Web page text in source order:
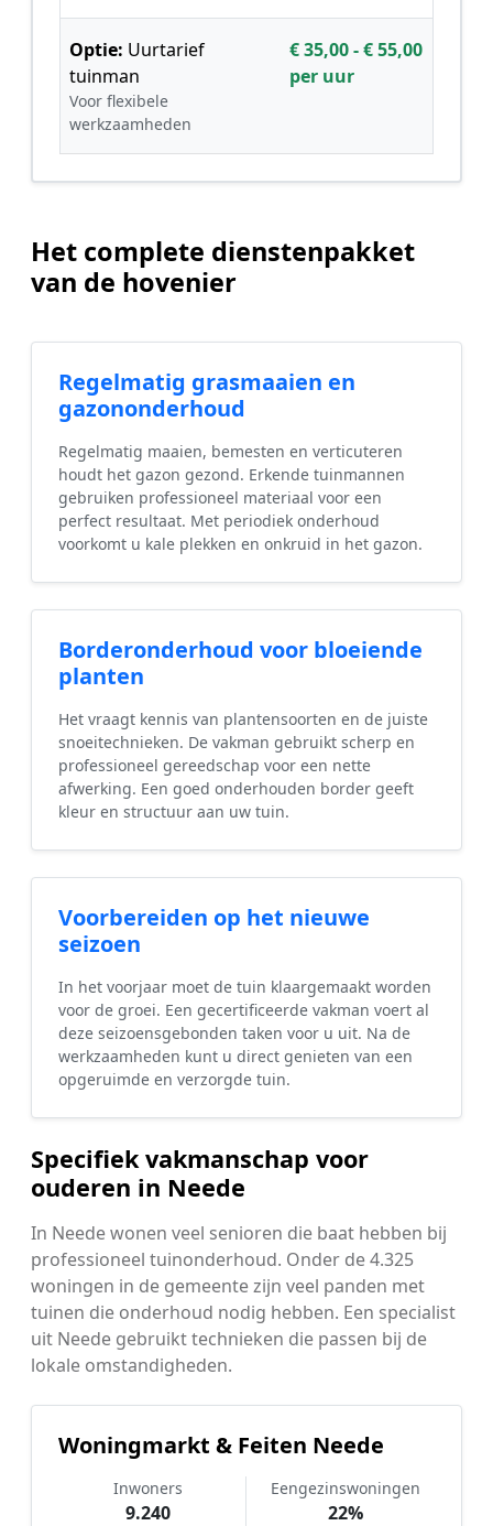
Optie: Uurtarief
tuinman
Voor flexibele
werkzaamheden
€ 35,00 - € 55,00
per uur
Het complete dienstenpakket
van de hovenier
Regelmatig grasmaaien en
gazononderhoud
Regelmatig maaien, bemesten en verticuteren
houdt het gazon gezond. Erkende tuinmannen
gebruiken professioneel materiaal voor een
perfect resultaat. Met periodiek onderhoud
voorkomt u kale plekken en onkruid in het gazon.
Borderonderhoud voor bloeiende
planten
Het vraagt kennis van plantensoorten en de juiste
snoeitechnieken. De vakman gebruikt scherp en
professioneel gereedschap voor een nette
afwerking. Een goed onderhouden border geeft
kleur en structuur aan uw tuin.
Voorbereiden op het nieuwe
seizoen
In het voorjaar moet de tuin klaargemaakt worden
voor de groei. Een gecertificeerde vakman voert al
deze seizoensgebonden taken voor u uit. Na de
werkzaamheden kunt u direct genieten van een
opgeruimde en verzorgde tuin.
Specifiek vakmanschap voor
ouderen in Neede
In Neede wonen veel senioren die baat hebben bij
professioneel tuinonderhoud. Onder de 4.325
woningen in de gemeente zijn veel panden met
tuinen die onderhoud nodig hebben. Een specialist
uit Neede gebruikt technieken die passen bij de
lokale omstandigheden.
Woningmarkt & Feiten Neede
Inwoners
9.240
Eengezinswoningen
22%